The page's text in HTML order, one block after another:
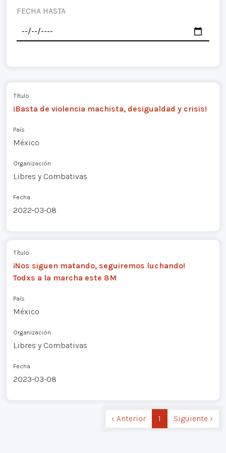
FECHA HASTA
Título
¡Basta de violencia machista, desigualdad y crisis!
País
México
Organización
Libres y Combativas
Fecha
2022-03-08
Título
¡Nos siguen matando, seguiremos luchando!
Todxs a la marcha este 8M
País
México
Organización
Libres y Combativas
Fecha
2023-03-08
‹ Anterior 1 Siguiente ›